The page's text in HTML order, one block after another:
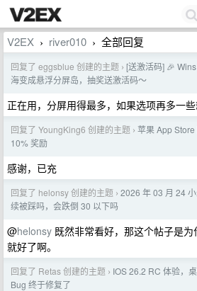
V2EX › river010 › 全部回复
回复了 eggsblue 创建的主题 › [送激活码] 🎉
海变成悬浮分屏岛，抽奖送激活码～
正在用，分屏用得最多，如果选项再多一些
回复了 YoungKing6 创建的主题 › 苹果 App
10% 奖励
感谢，已充
回复了 helonsy 创建的主题 › 2026 年 03 月 24
续被踩吗，会跌倒 30 以下吗
@helonsy 既然非常看好，那这个帖子是
就好了啊。
回复了 Retas 创建的主题 › IOS 26.2 RC 体验，
Bug 终于修复了